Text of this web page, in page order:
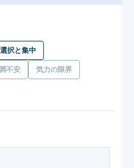
選択と集中
不安 気力の限界